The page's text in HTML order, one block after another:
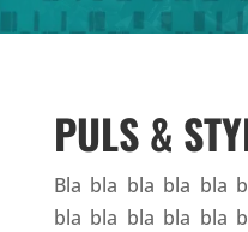
PULS &
Bla bla bla bla bla
bla bla bla bla bla